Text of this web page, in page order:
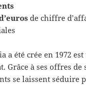
de chiffre
a été crée en 1972
Grâce à ses offres de
se laissent séduire